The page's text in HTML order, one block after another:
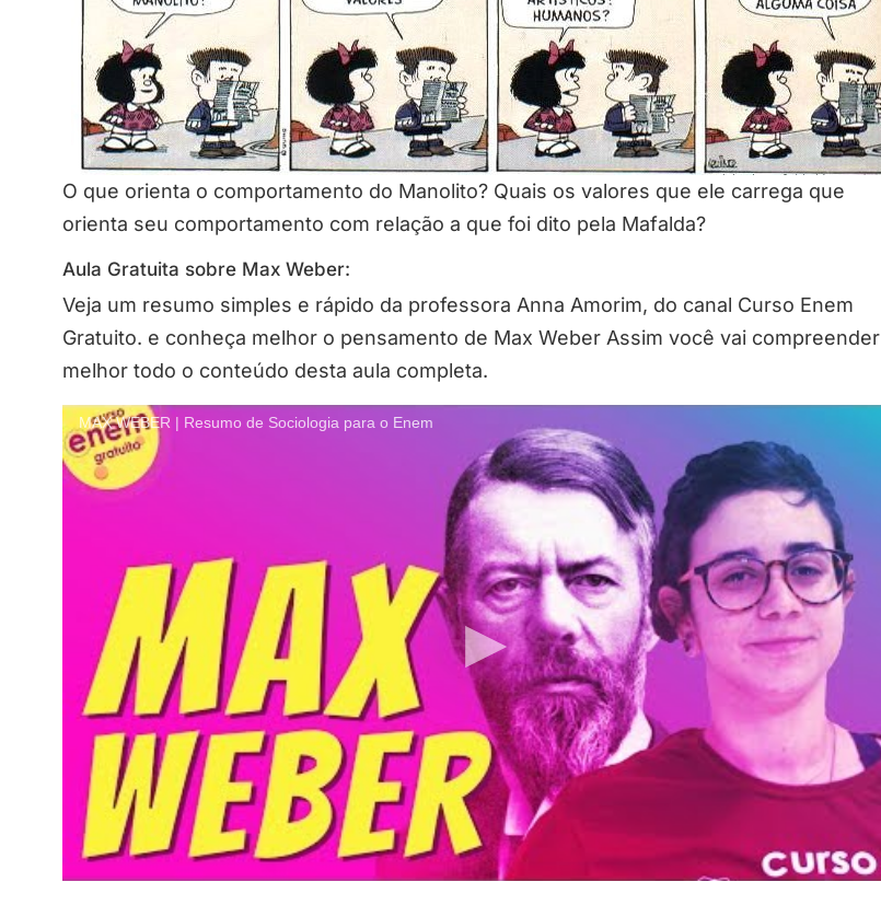
O que orienta o comportamento do Manolito? Quais os valores que ele carrega que
orienta seu comportamento com relação a que foi dito pela Mafalda?
Aula Gratuita sobre Max Weber:
Veja um resumo simples e rápido da professora Anna Amorim, do canal Curso Enem
Gratuito. e conheça melhor o pensamento de Max Weber Assim você vai compreender
melhor todo o conteúdo desta aula completa.
MAX WEBER | Resumo de Sociologia para o Enem